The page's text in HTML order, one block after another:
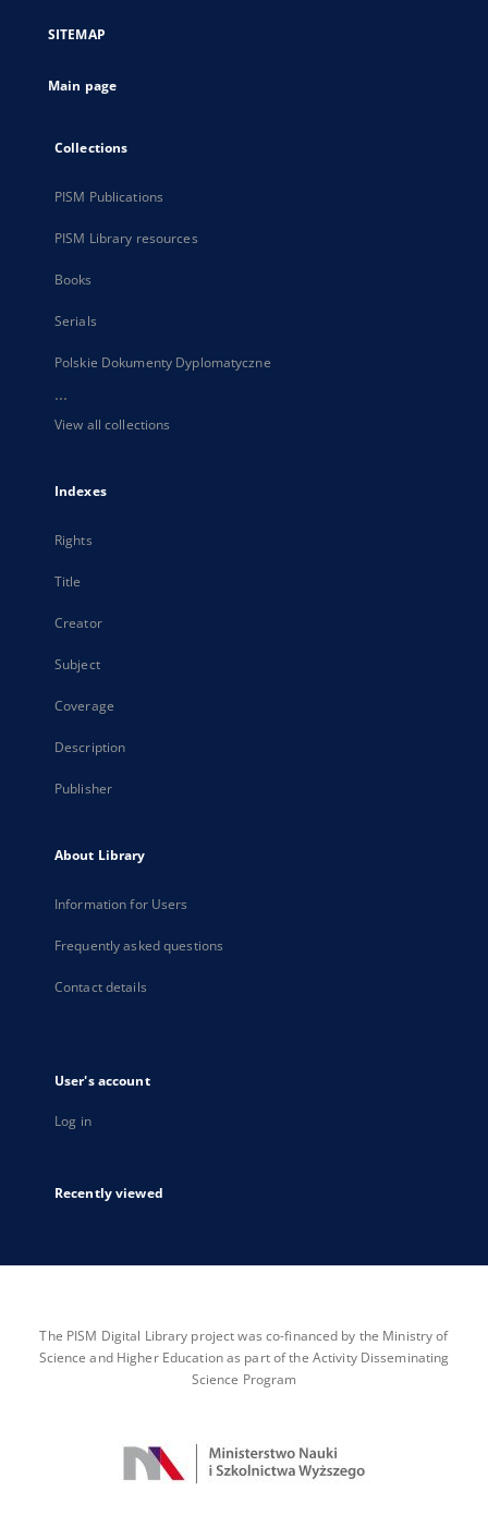
new
SITEMAP
Main page
Collections
PISM Publications
PISM Library resources
Books
Serials
Polskie Dokumenty Dyplomatyczne
...
View all collections
Indexes
Rights
Title
Creator
Subject
Coverage
Description
Publisher
About Library
Information for Users
Frequently asked questions
Contact details
User's account
Log in
Recently viewed
The PISM Digital Library project was co-financed by the Ministry of
Science and Higher Education as part of the Activity Disseminating
Science Program